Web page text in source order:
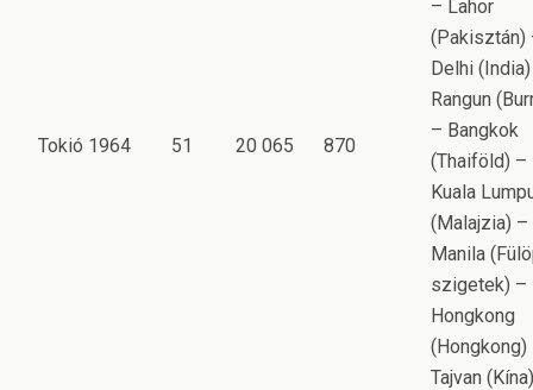
Tokió 1964 51 20 065 870
– Lahor
(Pakisztán)
Delhi
Rangun
– Bangkok
(Thaiföld) –
Kuala
(Malajzia) –
Manila
szigetek) –
Hongkong
(Hongkong)
Tajvan